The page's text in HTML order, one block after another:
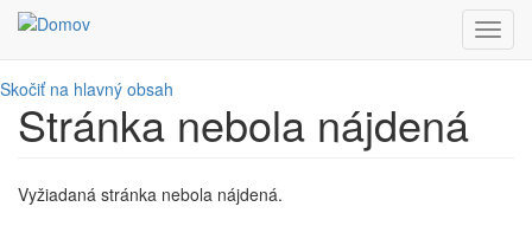
Skočiť na hlavný obsah
Stránka nebola nájdená
Vyžiadaná stránka nebola nájdená.